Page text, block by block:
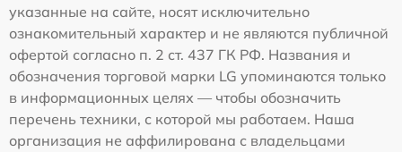
указанные на сайте, носят исключительно
ознакомительный характер и не являются публичной
офертой согласно п. 2 ст. 437 ГК РФ. Названия и
обозначения торговой марки LG упоминаются только
в информационных целях — чтобы обозначить
перечень техники, с которой мы работаем. Наша
организация не аффилирована с владельцами